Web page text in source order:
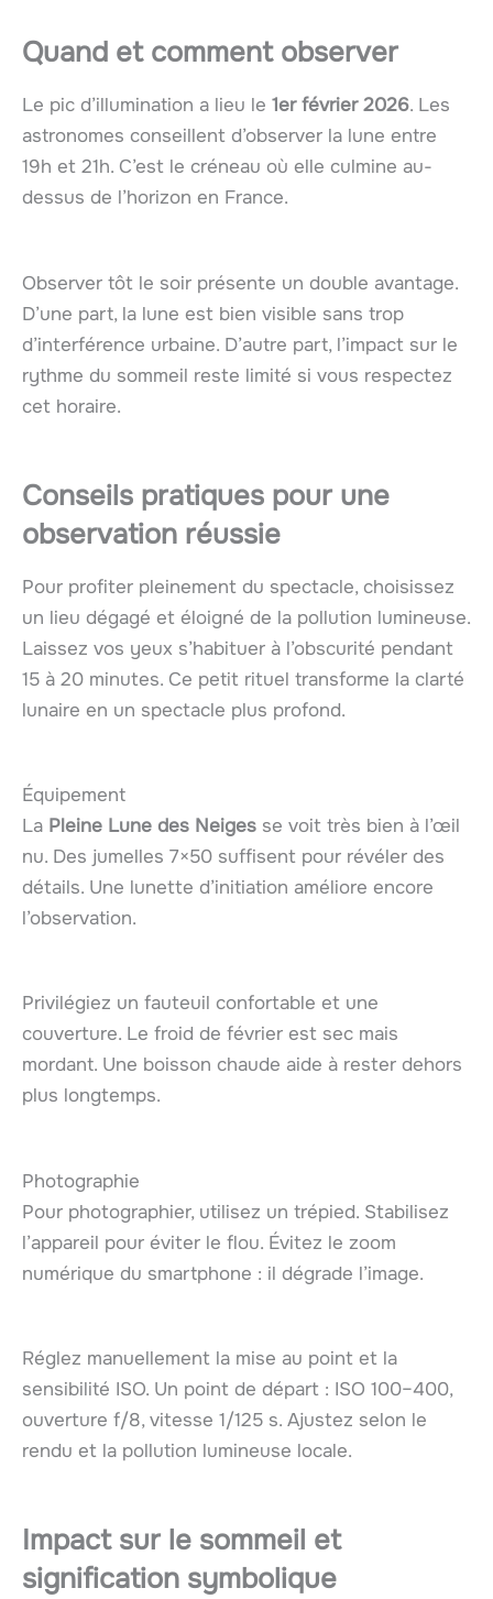
Quand et comment observer
Le pic d’illumination a lieu le 1er février 2026. Les
astronomes conseillent d’observer la lune entre
19h et 21h. C’est le créneau où elle culmine au-
dessus de l’horizon en France.
Observer tôt le soir présente un double avantage.
D’une part, la lune est bien visible sans trop
d’interférence urbaine. D’autre part, l’impact sur le
rythme du sommeil reste limité si vous respectez
cet horaire.
Conseils pratiques pour une
observation réussie
Pour profiter pleinement du spectacle, choisissez
un lieu dégagé et éloigné de la pollution lumineuse.
Laissez vos yeux s’habituer à l’obscurité pendant
15 à 20 minutes. Ce petit rituel transforme la clarté
lunaire en un spectacle plus profond.
Équipement
La Pleine Lune des Neiges se voit très bien à l’œil
nu. Des jumelles 7×50 suffisent pour révéler des
détails. Une lunette d’initiation améliore encore
l’observation.
Privilégiez un fauteuil confortable et une
couverture. Le froid de février est sec mais
mordant. Une boisson chaude aide à rester dehors
plus longtemps.
Photographie
Pour photographier, utilisez un trépied. Stabilisez
l’appareil pour éviter le flou. Évitez le zoom
numérique du smartphone : il dégrade l’image.
Réglez manuellement la mise au point et la
sensibilité ISO. Un point de départ : ISO 100–400,
ouverture f/8, vitesse 1/125 s. Ajustez selon le
rendu et la pollution lumineuse locale.
Impact sur le sommeil et
signification symbolique